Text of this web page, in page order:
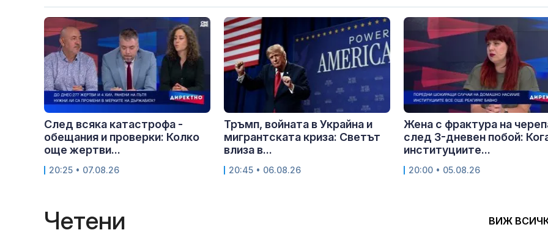
След всяка катастрофа -
обещания и проверки: Колко
още жертви...
20:25 • 07.08.26
Тръмп, войната в Украйна и
мигрантската криза: Светът
влиза в...
20:45 • 06.08.26
Жена с фрактура на
след 3-дневен побой:
институциите...
20:00 • 05.08.26
Четени ВИЖ